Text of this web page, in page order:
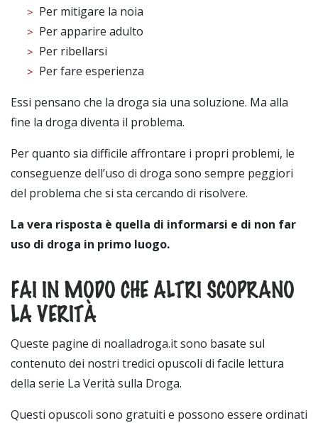
Per mitigare la noia
Per apparire adulto
Per ribellarsi
Per fare esperienza
Essi pensano che la droga sia una soluzione. Ma alla
fine la droga diventa il problema.
Per quanto sia difficile affrontare i propri problemi, le
conseguenze dell’uso di droga sono sempre peggiori
del problema che si sta cercando di risolvere.
La vera risposta è quella di informarsi e di non far
uso di droga in primo luogo.
FAI IN MODO CHE ALTRI SCOPRANO
LA VERITÀ
Queste pagine di noalladroga.it sono basate sul
contenuto dei nostri tredici opuscoli di facile lettura
della serie La Verità sulla Droga.
Questi opuscoli sono gratuiti e possono essere ordinati